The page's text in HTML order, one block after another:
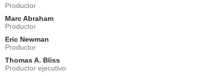
Productor
Marc Abraham
Productor
Eric Newman
Productor
Thomas A. Bliss
Productor ejecutivo